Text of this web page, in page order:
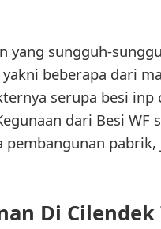
yang sungguh-
beberapa dari
serupa besi inp
dari Besi WF
Di